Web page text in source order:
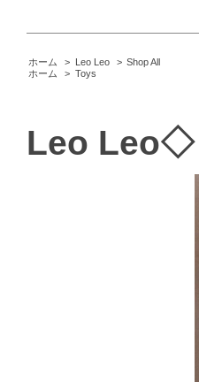
ホーム > Leo Leo > Shop All
ホーム
> Toys
Leo Leo◇